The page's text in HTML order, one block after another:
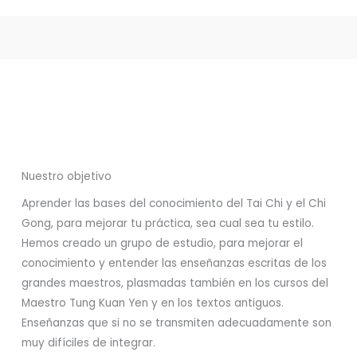
Nuestro objetivo
Aprender las bases del conocimiento del Tai Chi y el Chi
Gong, para mejorar tu práctica, sea cual sea tu estilo.
Hemos creado un grupo de estudio, para mejorar el
conocimiento y entender las enseñanzas escritas de los
grandes maestros, plasmadas también en los cursos del
Maestro Tung Kuan Yen y en los textos antiguos.
Enseñanzas que si no se transmiten adecuadamente son
muy difíciles de integrar.